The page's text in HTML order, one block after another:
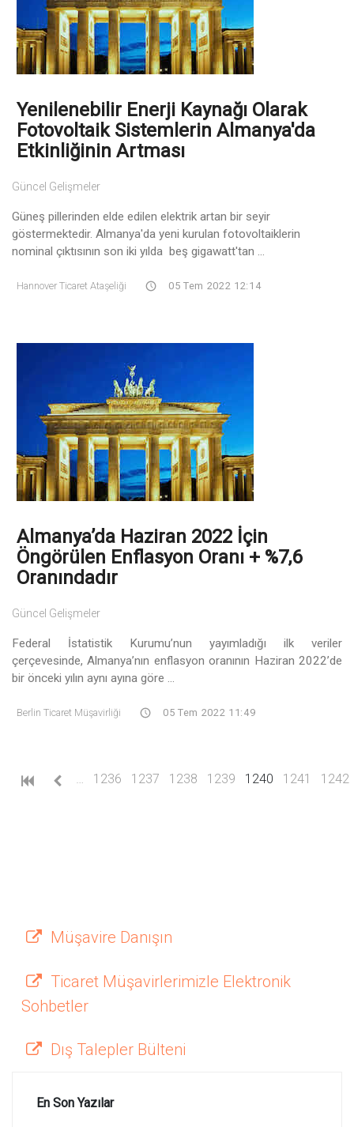
Yenilenebilir Enerji Kaynağı Olarak
Fotovoltaik Sistemlerin Almanya'da
Etkinliğinin Artması
Güncel Gelişmeler
Güneş pillerinden elde edilen elektrik artan bir seyir
göstermektedir. Almanya'da yeni kurulan fotovoltaiklerin
nominal çıktısının son iki yılda beş gigawatt'tan ...
Hannover Ticaret Ataşeliği 05 Tem 2022 12:14
Almanya’da Haziran 2022 İçin
Öngörülen Enflasyon Oranı + %7,6
Oranındadır
Güncel Gelişmeler
Federal İstatistik Kurumu’nun yayımladığı ilk veriler
çerçevesinde, Almanya’nın enflasyon oranının Haziran 2022’de
bir önceki yılın aynı ayına göre ...
Berlin Ticaret Müşavirliği 05 Tem 2022 11:49
1236 1237 1238 1239 1240 (current)
1241 1242
Müşavire Danışın
Ticaret Müşavirlerimizle Elektronik
Sohbetler
Dış Talepler Bülteni
En Son Yazılar